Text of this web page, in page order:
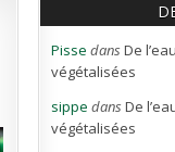
Pisse dansDe
végétalisées
sippe dansDe
végétalisées